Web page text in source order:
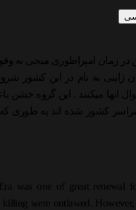
در زمان امپراطوری میجی به
ژاپنی به نام در این کشور
انها میکنند . این گروه خشن
کشور شده اند به طوری
was one of great renewal
killing were outlawed.